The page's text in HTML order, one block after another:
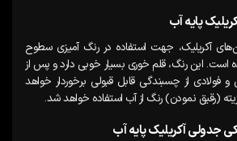
پایه آب
آکریلیک، جهت استفاده در رنگ آمیزی سطوح
است. این رنگ، قلم خوری بسیار خوبی دارد و پس از
فولادی از چسبندگی قابل قبولی برخوردار خواهد
(رقیق نمودن) رنگ از آب استفاده خواهد شد.
جدولی آکریلیک پایه آب